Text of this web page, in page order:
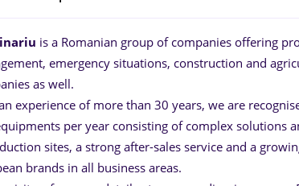
is a Romanian group of companies offering
emergency situations, construction and
as well.
experience of more than 30 years, we are
per year consisting of complex solutions
sites, a strong after-sales service and a
brands in all business areas.